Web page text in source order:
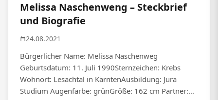
Melissa Naschenweng – Steckbrief
und Biografie
24.08.2021
Bürgerlicher Name: Melissa Naschenweg
Geburtsdatum: 11. Juli 1990Sternzeichen: Krebs
Wohnort: Lesachtal in KärntenAusbildung: Jura
Studium Augenfarbe: grünGröße: 162 cm Partner:...